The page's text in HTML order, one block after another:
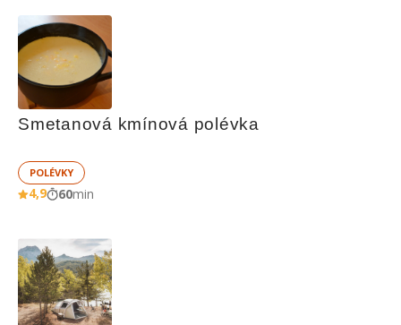
Smetanová kmínová polévka
POLÉVKY
4,9 60min